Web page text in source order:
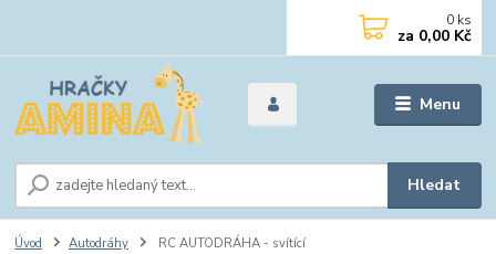
Menu
Hledat
0 ks
za 0,00 Kč
Úvod Autodráhy RC AUTODRÁHA - svítící